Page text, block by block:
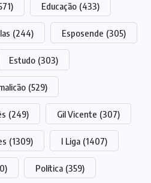
Educação (433)
(244) Esposende (305)
Estudo (303)
(529)
(249) Gil Vicente (307)
(1309) I Liga (1407)
Política (359)